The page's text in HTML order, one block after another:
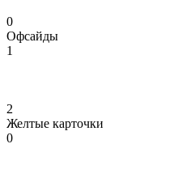
0
Офсайды
1
2
Желтые карточки
0